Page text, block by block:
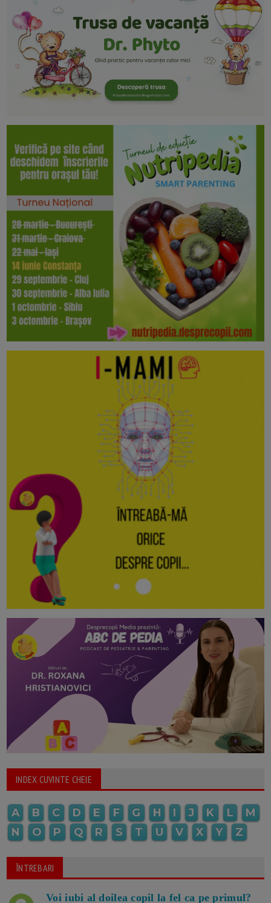
INDEX CUVINTE CHEIE
A B C D E F G H I J K L
M
N
O P Q R S T U V X Y Z
ÎNTREBARI
Voi iubi al doilea copil la fel ca pe primul?